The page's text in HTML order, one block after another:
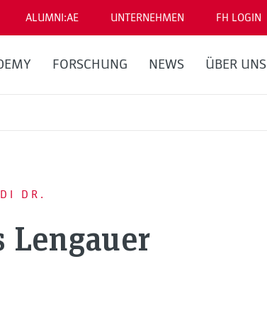
ALUMNI:AE UNTERNEHMEN FH LOGIN
FORSCHUNG NEWS ÜBER UNS
DI DR.
Lengauer